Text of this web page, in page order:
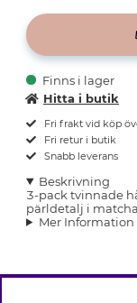
Finns i lager
Hitta i butik
Fri frakt vid köp
Fri retur i butik
Snabb leverans
Beskrivning
3-pack tvinnade
pärldetalj i
Mer Information